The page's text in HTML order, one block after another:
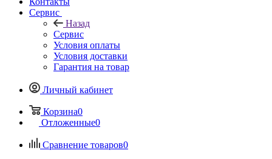
Сервис
Назад
Сервис
Условия оплаты
Условия доставки
Гарантия на товар
Личный кабинет
Корзина0
Отложенные0
Сравнение товаров0